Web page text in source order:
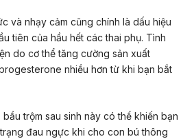
và nhạy cảm cũng chính là dấu hiệu
tiên của hầu hết các thai phụ. Tình
do cơ thể tăng cường sản xuất
nhiều hơn từ khi bạn bắt
trộm sau sinh này có thể khiến bạn
đau ngực khi cho con bú thông